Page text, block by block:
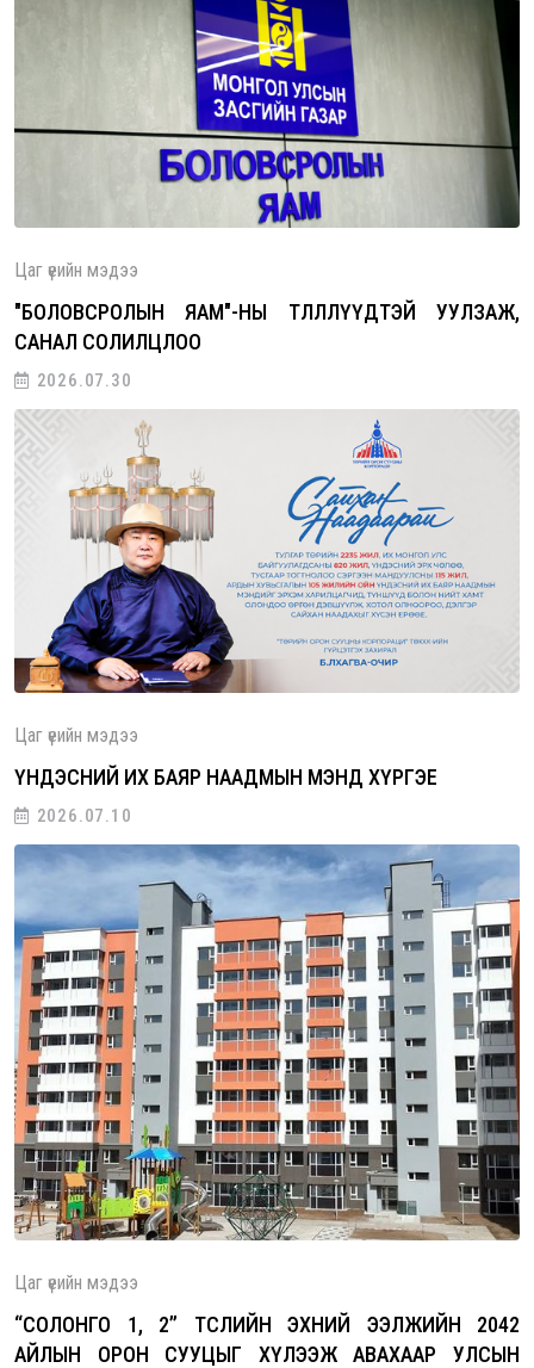
алба хаагчид тодорхой хувийг эзэлж байна. Энэ
хүрээнд "ТОСК" ТӨХХК-иас "Эрүүл мэндийн яам"-
ны төлөөлөгчидтэй уулзаж, санал со…
Цаг үеийн мэдээ
"БОЛОВСРОЛЫН ЯАМ"-НЫ ТӨЛӨӨЛЛҮҮДТЭЙ УУЛЗАЖ,
САНАЛ СОЛИЛЦЛОО
2026.07.30
Цаг үеийн мэдээ
ҮНДЭСНИЙ ИХ БАЯР НААДМЫН МЭНД ХҮРГЭЕ
2026.07.10
Цаг үеийн мэдээ
“СОЛОНГО 1, 2” ТӨСЛИЙН ЭХНИЙ ЭЭЛЖИЙН 2042
АЙЛЫН ОРОН СУУЦЫГ ХҮЛЭЭЖ АВАХААР УЛСЫН